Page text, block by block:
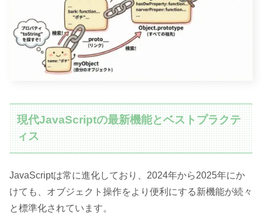
現代JavaScriptの最新機能とベストプラクテ
ィス
JavaScriptは常に進化しており、2024年から2025年にか
けても、オブジェクト操作をより便利にする新機能が続々
と標準化されています。